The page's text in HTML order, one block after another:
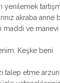
akraba anne
maddi ve manevi
Keşke beni
talep etme